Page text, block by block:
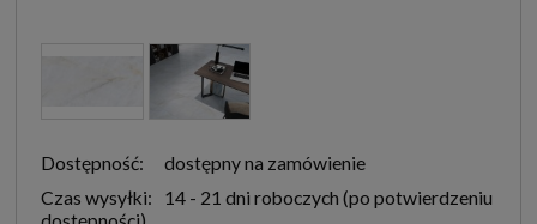
Dostępność:
dostępny na zamówienie
Czas wysyłki:
14 - 21 dni roboczych